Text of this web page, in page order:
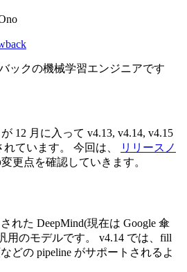
ックの機械学習エンジニアです
が 12 月に入って v4.13, v4.14, v4.15
ています。 今回は、
リリースノ
更点を確認していきます。
れた DeepMind(現在は Google 傘
用のモデルです。 v4.14 では、fill
どの pipeline がサポートされるよ